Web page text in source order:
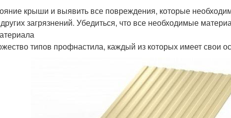
крыши и выявить все повреждения, которые
загрязнений. Убедиться, что все необходимые
типов профнастила, каждый из которых имеет свои